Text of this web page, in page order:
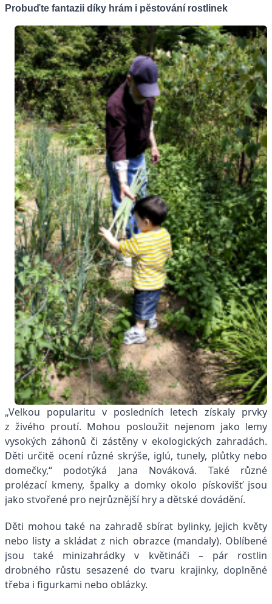
Probuďte fantazii díky hrám i pěstování rostlinek
„Velkou popularitu v posledních letech získaly prvky
z živého proutí. Mohou posloužit nejenom jako lemy
vysokých záhonů či zástěny v ekologických zahradách.
Děti určitě ocení různé skrýše, iglú, tunely, plůtky nebo
domečky,“ podotýká Jana Nováková. Také různé
prolézací kmeny, špalky a domky okolo pískovišť jsou
jako stvořené pro nejrůznější hry a dětské dovádění.
Děti mohou také na zahradě sbírat bylinky, jejich květy
nebo listy a skládat z nich obrazce (mandaly). Oblíbené
jsou také minizahrádky v květináči – pár rostlin
drobného růstu sesazené do tvaru krajinky, doplněné
třeba i figurkami nebo oblázky.